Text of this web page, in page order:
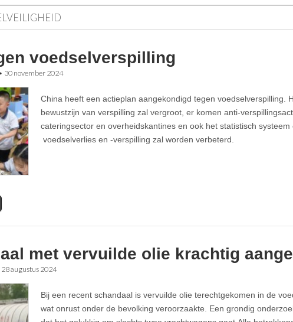
voedselverspilling
• 30 november 2024
China heeft een actieplan aangekondigd tegen voedselverspilling.
bewustzijn van verspilling zal vergroot, er komen anti-
cateringsector en overheidskantines en ook het statistisch systeem
voedselverlies en -verspilling zal worden verbeterd.
met vervuilde olie krachtig
28 augustus 2024
Bij een recent schandaal is vervuilde olie terechtgekomen in de
wat onrust onder de bevolking veroorzaakte. Een grondig